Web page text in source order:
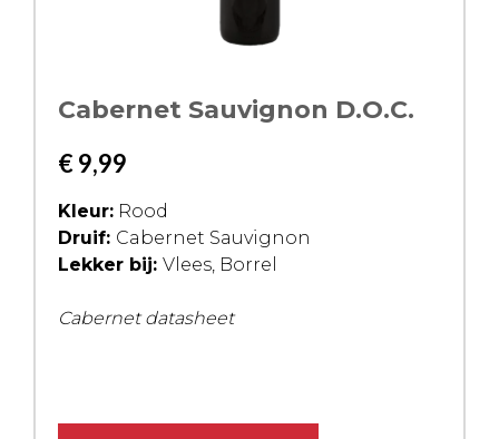
Cabernet Sauvignon D.O.C.
€9,99
Kleur: Rood
Druif: Cabernet Sauvignon
Lekker bij: Vlees, Borrel
Cabernet datasheet